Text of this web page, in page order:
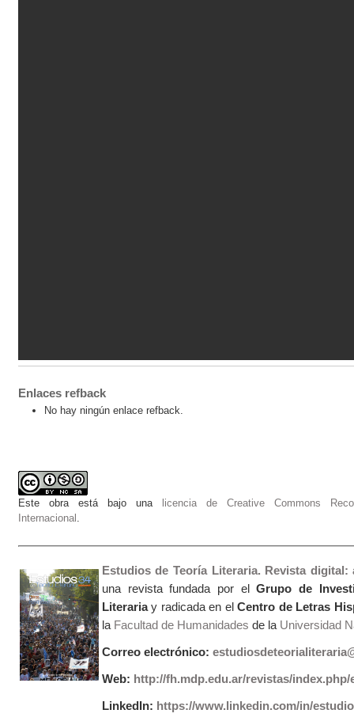
Enlaces refback
No hay ningún enlace refback.
Este obra está bajo una
licencia de Creative Commons
Internacional
Estudios de Teoría Literaria. Revista
una revista fundada por elGrupo de
Literariay radicada en elCentro de Letras
la Facultad de Humanidades de laUniversidad
Correo electrónico:
Web: http://fh.mdp.edu.ar/revistas/index.php/
LinkedIn: https://www.linkedin.com/in/